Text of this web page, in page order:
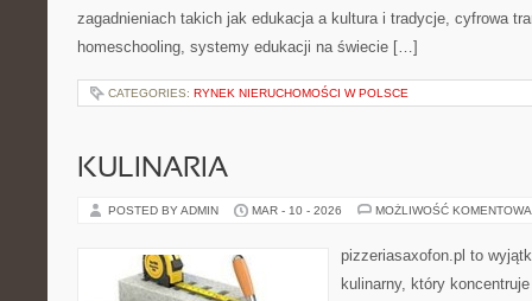
zagadnieniach takich jak edukacja a kultura i tradycje, cyfrowa
homeschooling, systemy edukacji na świecie […]
CATEGORIES: RYNEK NIERUCHOMOŚCI W POLSCE
KULINARIA
POSTED BY ADMIN MAR - 10 - 2026 MOŻLIWOŚĆ
pizzeriasaxofon.pl to
kulinarny, który